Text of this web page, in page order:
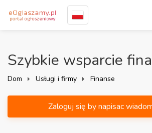
Szybkie wsparcie
Dom Usługi i firmy Finanse
Zaloguj się by napisac